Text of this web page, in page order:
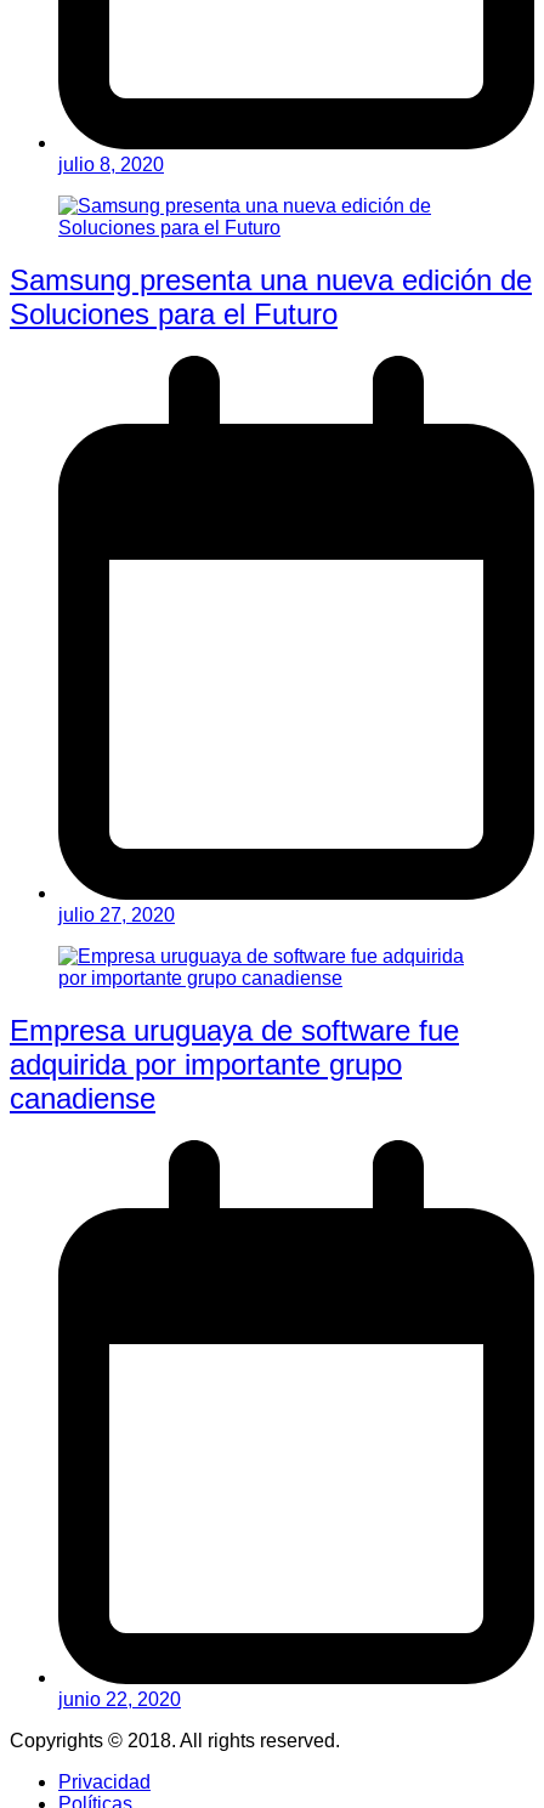
julio 8, 2020
Samsung presenta una nueva edición de
Soluciones para el Futuro
julio 27, 2020
Empresa uruguaya de software fue
adquirida por importante grupo
canadiense
junio 22, 2020
Copyrights © 2018. All rights reserved.
Privacidad
Políticas